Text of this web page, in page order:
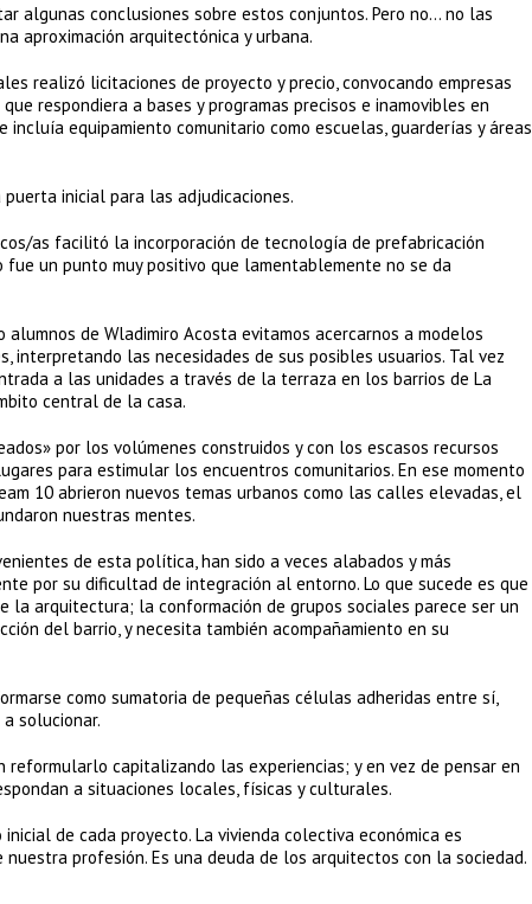
algunas conclusiones sobre estos conjuntos. Pero no… no las
aproximación arquitectónica y urbana.
realizó licitaciones de proyecto y precio, convocando empresas
respondiera a bases y programas precisos e inamovibles en
equipamiento comunitario como escuelas, guarderías y áreas
inicial para las adjudicaciones.
as facilitó la incorporación de tecnología de prefabricación
un punto muy positivo que lamentablemente no se da
de Wladimiro Acosta evitamos acercarnos a modelos
interpretando las necesidades de sus posibles usuarios. Tal vez
a las unidades a través de la terraza en los barrios de La
central de la casa.
por los volúmenes construidos y con los escasos recursos
para estimular los encuentros comunitarios. En ese momento
10 abrieron nuevos temas urbanos como las calles elevadas, el
nuestras mentes.
de esta política, han sido a veces alabados y más
por su dificultad de integración al entorno. Lo que sucede es que
arquitectura; la conformación de grupos sociales parece ser un
del barrio, y necesita también acompañamiento en su
como sumatoria de pequeñas células adheridas entre sí,
solucionar.
capitalizando las experiencias; y en vez de pensar en
a situaciones locales, físicas y culturales.
de cada proyecto. La vivienda colectiva económica es
profesión. Es una deuda de los arquitectos con la sociedad.